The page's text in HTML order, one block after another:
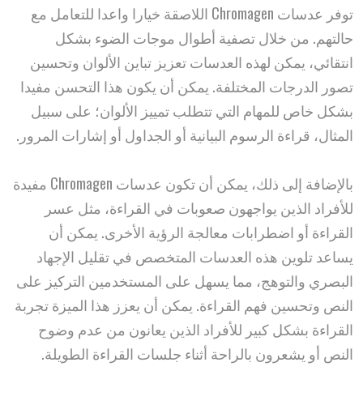
توفر عدسات Chromagen اللاصقة خيارا واعدا للتعامل مع
حالتهم. من خلال تصفية أطوال موجات الضوء بشكل
انتقائي، يمكن لهذه العدسات تعزيز تباين الألوان وتحسين
تصور الدرجات المختلفة. يمكن أن يكون هذا التحسن مفيدا
بشكل خاص للمهام التي تتطلب تمييز الألوان؛ على سبيل
المثال، قراءة الرسوم البيانية أو الجداول أو إشارات المرور.
بالإضافة إلى ذلك، يمكن أن تكون عدسات Chromagen مفيدة
للأفراد الذين يواجهون صعوبات في القراءة، مثل عسر
القراءة أو اضطرابات معالجة الرؤية الأخرى. يمكن أن
يساعد تلوين هذه العدسات المتخصص في تقليل الإجهاد
البصري والتوهج، مما يسهل على المستخدمين التركيز على
النص وتحسين فهم القراءة. يمكن أن يعزز هذا الميزة تجربة
القراءة بشكل كبير للأفراد الذين يعانون من عدم وضوح
النص أو يشعرون بالراحة أثناء جلسات القراءة الطويلة.